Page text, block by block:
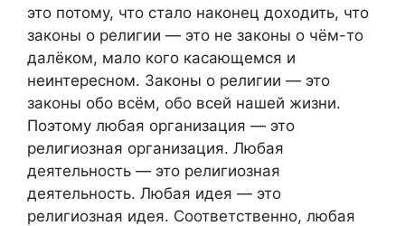
это потому, что стало наконец доходить, что
законы о религии — это не законы о чём-то
далёком, мало кого касающемся и
неинтересном. Законы о религии — это
законы обо всём, обо всей нашей жизни.
Поэтому любая организация — это
религиозная организация. Любая
деятельность — это религиозная
деятельность. Любая идея — это
религиозная идея. Соответственно, любая